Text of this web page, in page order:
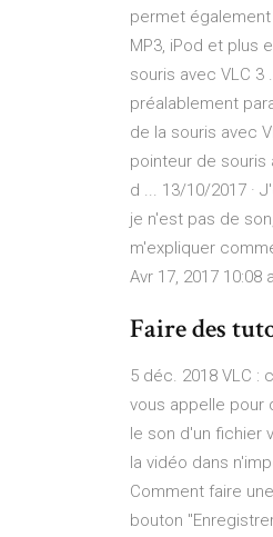
permet
MP3, iPod et plus
souris avec VLC
préalablement
de la souris avec
pointeur de souris
d ... 13/10/2017 ·
je n'est pas de
m'expliquer
Avr 17, 2017
Faire des
5 déc. 2018 VLC :
vous appelle pour
le son d'un fichier
la vidéo dans
Comment faire
bouton